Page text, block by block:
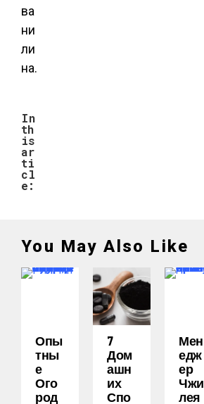
ва
ни
ли
на.
In
th
is
ar
ti
cl
e:
You May Also Like
Опы
Тны
Е
Ого
Род
7
Дом
Ашн
Их
Спо
Мен
Едж
Ер
Чжи
Лея